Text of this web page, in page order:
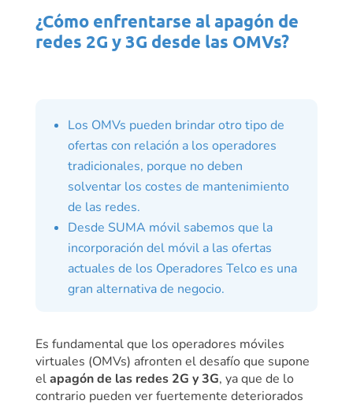
¿Cómo enfrentarse al apagón de
redes 2G y 3G desde las OMVs?
Los OMVs pueden brindar otro tipo de
ofertas con relación a los operadores
tradicionales, porque no deben
solventar los costes de mantenimiento
de las redes.
Desde SUMA móvil sabemos que la
incorporación del móvil a las ofertas
actuales de los Operadores Telco es una
gran alternativa de negocio.
Es fundamental que los operadores móviles
virtuales (OMVs) afronten el desafío que supone
elapagón de las redes 2G y 3G, ya que de lo
contrario pueden ver fuertemente deteriorados